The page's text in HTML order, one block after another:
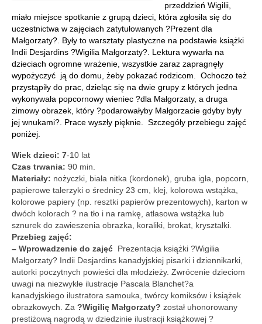
wydarzenia 2020
wydarzenia 2019
wydarzenia 2018
wydarzenia 2017
wydarzenia 2016
RODO
Klauzula informacyjna
Polityka prywatności
Regulamin
Regulamin korzystania ze zbiorów i usług GBP
w Porąbce.
Galeria
Galeria 2026
Galeria 2025
przeddzień Wigilii,
miało miejsce spotkanie z grupą dzieci, która zgłosiła się do
uczestnictwa w zajęciach zatytułowanych ?Prezent dla
Małgorzaty?. Były to warsztaty plastyczne na podstawie książki
Indii Desjardins ?Wigilia Małgorzaty?. Lektura wywarła na
dzieciach ogromne wrażenie, wszystkie zaraz zapragnęły
wypożyczyć ją do domu, żeby pokazać rodzicom. Ochoczo też
przystąpiły do prac, dzieląc się na dwie grupy z których jedna
wykonywała popcornowy wieniec ?dla Małgorzaty, a druga
zimowy obrazek, który ?podarowałyby Małgorzacie gdyby były
jej wnukami?. Prace wyszły pięknie. Szczegóły przebiegu zajęć
poniżej.
Wiek dzieci: 7-10 lat
Czas trwania: 90 min.
Materiały: nożyczki, biała nitka (kordonek), gruba igła, popcorn,
papierowe talerzyki o średnicy 23 cm, klej, kolorowa wstążka,
kolorowe papiery (np. resztki papierów prezentowych), karton w
dwóch kolorach ? na tło i na ramkę, atłasowa wstążka lub
sznurek do zawieszenia obrazka, koraliki, brokat, kryształki.
Przebieg zajęć:
– Wprowadzenie do zajęć Prezentacja książki ?Wigilia
Małgorzaty? Indii Desjardins kanadyjskiej pisarki i dziennikarki,
autorki poczytnych powieści dla młodzieży. Zwrócenie dzieciom
uwagi na niezwykłe ilustracje Pascala Blanchet?a
kanadyjskiego ilustratora samouka, twórcy komiksów i książek
obrazkowych. Za ?Wigilię Małgorzaty? został uhonorowany
prestiżową nagrodą w dziedzinie ilustracji książkowej ?